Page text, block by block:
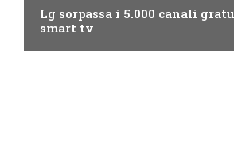
Lg sorpassa i 5.000 canali
smart tv